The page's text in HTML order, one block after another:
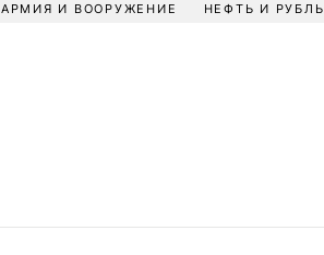
АРМИЯ И ВООРУЖЕНИЕ НЕФТЬ И РУБЛЬ